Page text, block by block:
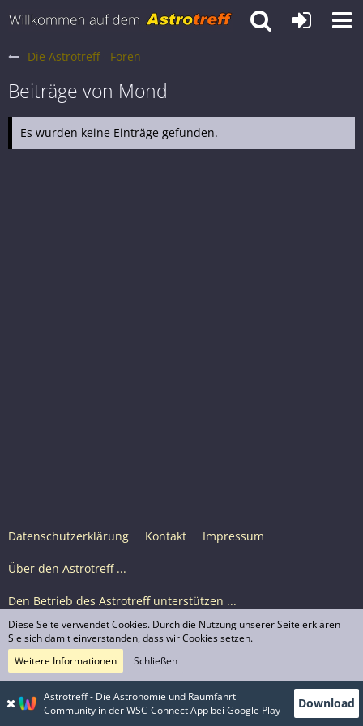
Die Astrotreff - Foren
Beiträge von Mond
Es wurden keine Einträge gefunden.
Datenschutzerklärung Kontakt Impressum
Über den Astrotreff ...
Den Betrieb des Astrotreff unterstützen ...
Nutzungsbedingungen
© Astrotreff 2001-2026, lizenziert unter CC BY-SA,
sofern für einzelne Inhalte nicht anders angegeben
Astrotreff - Die Astronomie und Raumfahrt
Community in der WSC-Connect App bei Google Play
Download
Diese Seite verwendet Cookies. Durch die Nutzung unserer Seite erklären
Sie sich damit einverstanden, dass wir Cookies setzen.
Weitere Informationen
Schließen